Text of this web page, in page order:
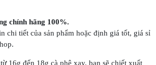
chính hãng 100%.
chi tiết của sản phẩm hoặc định giá tốt, giá sỉ
16g đến 18g cà phê xay, bạn sẽ chiết xuất